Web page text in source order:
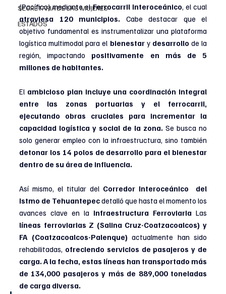
SECRETARIA DE LAS MUJERES
ESTADOS
(Pacífico) mediante el Ferrocarril Interoceánico
atraviesa 120 municipios. Cabe destacar que el
objetivo fundamental es instrumentalizar una plataforma
logística multimodal para el bienestar y desarrollo de la
región, impactando positivamente en más de 5
millones de habitantes.
El ambicioso plan incluye una coordinación integral
entre las zonas portuarias y el ferrocarril,
ejecutando obras cruciales para incrementar la
capacidad logística y social de la zona. Se busca no
detonar los 14 polos de desarrollo para el bienestar
dentro de su área de influencia.
Así mismo, el titular del Corredor Interoceánico  del
Istmo de Tehuantepec detalló que hasta el momento los
avances clave en la Infraestructura Ferroviaria
líneas ferroviarias Z (Salina Cruz-Coatzacoalcos) y
FA (Coatzacoalcos-Palenque) actualmente han sido
rehabilitadas, ofreciendo servicios de pasajeros y de
carga. A la fecha, estas líneas han transportado más
de 134,000 pasajeros y más de 889,000 toneladas
de carga diversa.